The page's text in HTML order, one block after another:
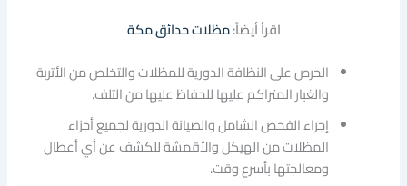
اقرأ أيضاً:مظلات حدائق مكة
الحرص على النظافة الدورية للمظلات والتخلص من الأتربة
والغبار المتراكم عليها للحفاظ عليها من التلف.
إجراء الفحص الشامل والصيانة الدورية لجميع أجزاء
المظلات من الهيكل والأقمشة للكشف عن أي أعطال
ومعالجتها بأسرع وقت.